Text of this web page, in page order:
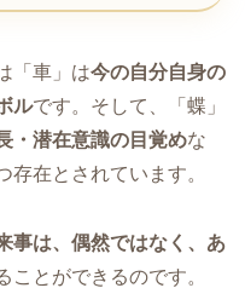
「車」は今の自分自身の
ルです。そして、「蝶」
・潜在意識の目覚めな
存在とされています。
事は、偶然ではなく、あ
ことができるのです。